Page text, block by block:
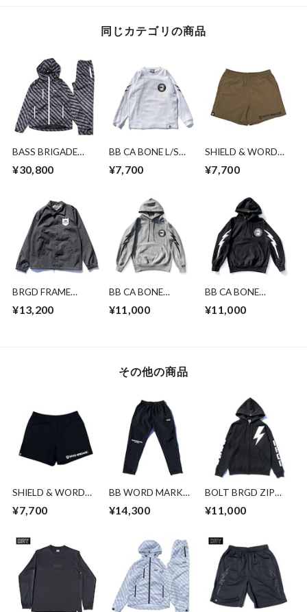
同じカテゴリの商品
BASS BRIGADE
PACKABLE JACKET
& PANTS SET -
¥30,800
BB CA BONE L/S
TEE - WHITE -
¥7,700
SHIELD & WORD
MARK NYLON
SHORTS - COYOTE
¥7,700
BRGD FRAME
COACHES
JACKET -
¥13,200
BB CA BONE
HOODIE - GREY -
¥11,000
BB CA BONE
HOODIE - BLACK
-
¥11,000
その他の商品
SHIELD & WORD
SHORTS - BLACK
¥7,700
BB WORD MARK
¥14,300
BOLT BRGD ZIP
BLACK/WHITE
¥11,000